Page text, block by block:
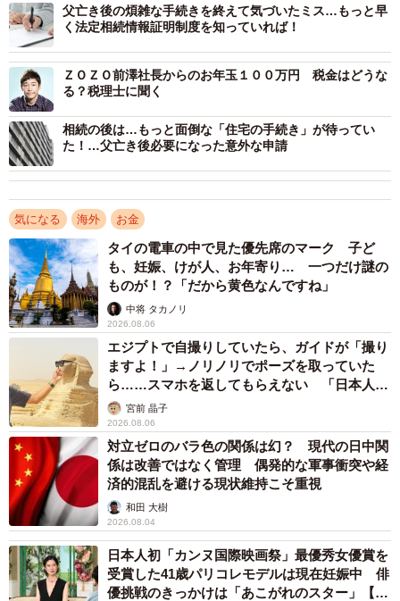
父亡き後の煩雑な手続きを終えて気づいたミス…もっと早
く法定相続情報証明制度を知っていれば！
ＺＯＺＯ前澤社長からのお年玉１００万円 税金はどうな
る？税理士に聞く
相続の後は…もっと面倒な「住宅の手続き」が待ってい
た！…父亡き後必要になった意外な申請
気になる 海外 お金
タイの電車の中で見た優先席のマーク 子ど
も、妊娠、けが人、お年寄り… 一つだけ謎の
ものが！？「だから黄色なんですね」
中将 タカノリ
2026.08.06
エジプトで自撮りしていたら、ガイドが「撮り
ますよ！」→ノリノリでポーズを取っていた
ら……スマホを返してもらえない 「日本人は
カモ代表かも」「私は6時間で3万円払った」
宮前 晶子
2026.08.06
対立ゼロのバラ色の関係は幻？ 現代の日中関
係は改善ではなく管理 偶発的な軍事衝突や経
済的混乱を避ける現状維持こそ重視
和田 大樹
2026.08.04
日本人初「カンヌ国際映画祭」最優秀女優賞を
受賞した41歳パリコレモデルは現在妊娠中 俳
優挑戦のきっかけは「あこがれのスター」【徹